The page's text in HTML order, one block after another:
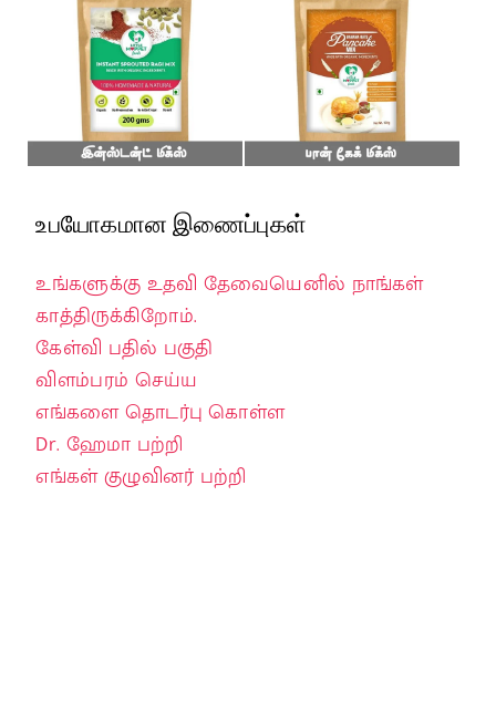
உபயோகமான இணைப்புகள்
உங்களுக்கு உதவி தேவையெனில் நாங்கள்
காத்திருக்கிறோம்.
கேள்வி பதில் பகுதி
விளம்பரம் செய்ய
எங்களை தொடர்பு கொள்ள
Dr. ஹேமா பற்றி
எங்கள் குழுவினர் பற்றி